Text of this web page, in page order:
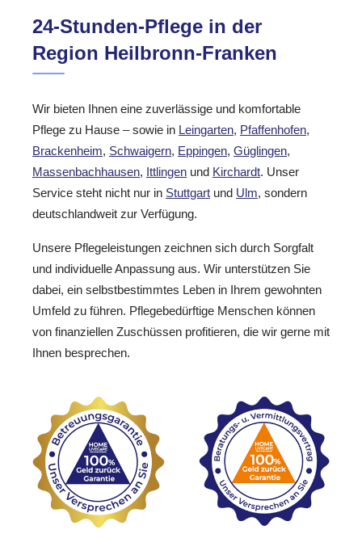
24-Stunden-Pflege in der
Region Heilbronn-Franken
Wir bieten Ihnen eine zuverlässige und komfortable
Pflege zu Hause – sowie in Leingarten, Pfaffenhofen,
Brackenheim, Schwaigern, Eppingen, Güglingen,
Massenbachhausen, Ittlingen und Kirchardt. Unser
Service steht nicht nur in Stuttgart und Ulm, sondern
deutschlandweit zur Verfügung.
Unsere Pflegeleistungen zeichnen sich durch Sorgfalt
und individuelle Anpassung aus. Wir unterstützen Sie
dabei, ein selbstbestimmtes Leben in Ihrem gewohnten
Umfeld zu führen. Pflegebedürftige Menschen können
von finanziellen Zuschüssen profitieren, die wir gerne mit
Ihnen besprechen.